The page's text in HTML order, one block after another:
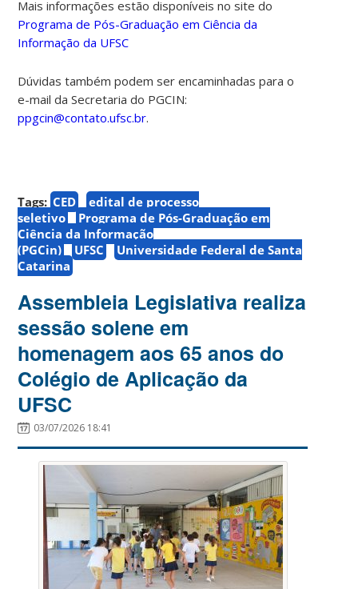
Mais informações estão disponíveis no site do
Programa de Pós-Graduação em Ciência da
Informação da UFSC
Dúvidas também podem ser encaminhadas para o
e-mail da Secretaria do PGCIN:
ppgcin@contato.ufsc.br.
Tags: CED
edital de processo
seletivo
Programa de Pós-Graduação em
Ciência da Informação
(PGCin)
UFSC
Universidade Federal de Santa
Catarina
Assembleia Legislativa realiza
sessão solene em
homenagem aos 65 anos do
Colégio de Aplicação da
UFSC
03/07/2026 18:41